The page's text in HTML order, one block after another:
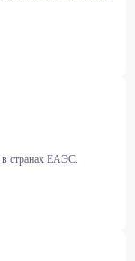
в странах ЕАЭС.